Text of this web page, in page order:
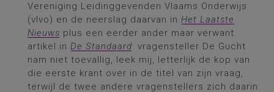
Vereniging Leidinggevenden Vlaams Onderwijs
(vlvo) en de neerslag daarvan in Het Laatste
Nieuws plus een eerder ander maar verwant
artikel in De Standaard: vragensteller De Gucht
nam niet toevallig, leek mij, letterlijk de kop van
die eerste krant over in de titel van zijn vraag,
terwijl de twee andere vragenstellers zich daarin